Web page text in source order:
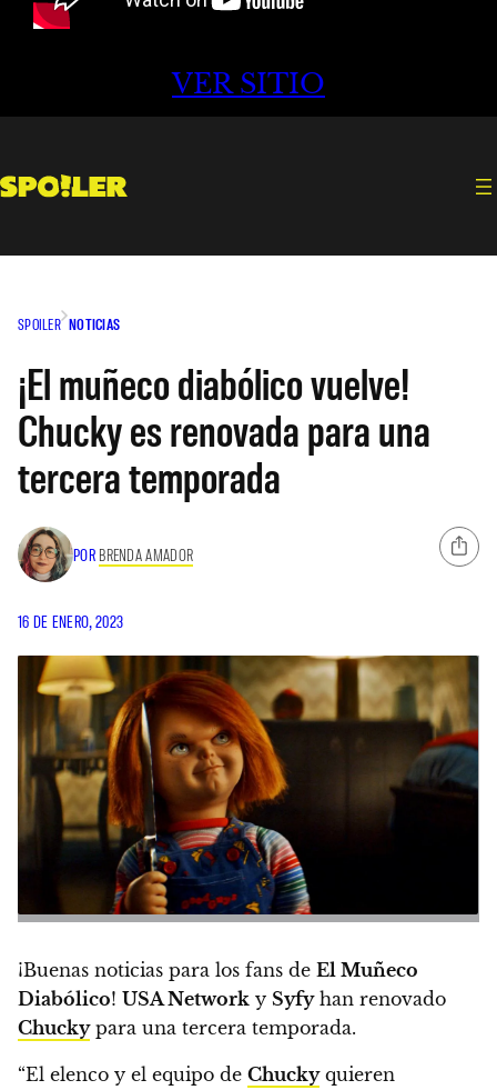
VER SITIO
SPOILER NOTICIAS
¡El muñeco diabólico vuelve!
Chucky es renovada para una
tercera temporada
POR BRENDA AMADOR
16 DE ENERO, 2023
¡Buenas noticias para los fans de El Muñeco
Diabólico! USA Network y Syfyhan renovado
Chuckypara una tercera temporada.
“El elenco y el equipo de Chuckyquieren